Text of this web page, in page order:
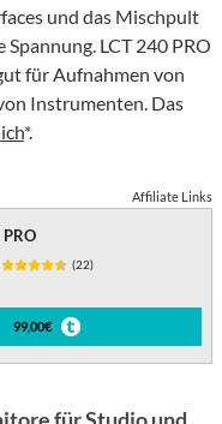
und das Mischpult
LCT 240 PRO
für Aufnahmen von
Instrumenten. Das
*.
Affiliate Links
(22)
99,00€